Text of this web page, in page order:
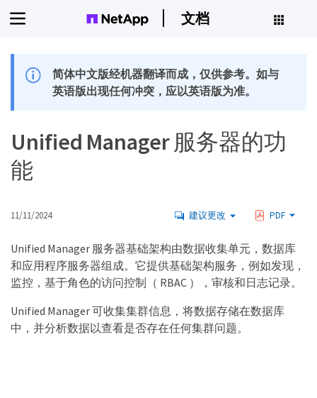
文档
简体中文版经机器翻译而成，仅供参考。如与
英语版出现任何冲突，应以英语版为准。
Unified Manager 服务器的功
能
11/11/2024 建议更改 PDF
Unified Manager 服务器基础架构由数据收集单元，数据库
和应用程序服务器组成。它提供基础架构服务，例如发现，
监控，基于角色的访问控制（ RBAC ），审核和日志记录。
Unified Manager 可收集集群信息，将数据存储在数据库
中，并分析数据以查看是否存在任何集群问题。